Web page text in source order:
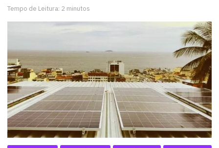
Tempo de Leitura: 2 minutos